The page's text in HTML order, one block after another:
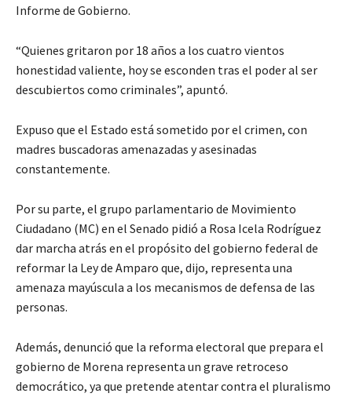
Informe de Gobierno.
“Quienes gritaron por 18 años a los cuatro vientos
honestidad valiente, hoy se esconden tras el poder al ser
descubiertos como criminales”, apuntó.
Expuso que el Estado está sometido por el crimen, con
madres buscadoras amenazadas y asesinadas
constantemente.
Por su parte, el grupo parlamentario de Movimiento
Ciudadano (MC) en el Senado pidió a Rosa Icela Rodríguez
dar marcha atrás en el propósito del gobierno federal de
reformar la Ley de Amparo que, dijo, representa una
amenaza mayúscula a los mecanismos de defensa de las
personas.
Además, denunció que la reforma electoral que prepara el
gobierno de Morena representa un grave retroceso
democrático, ya que pretende atentar contra el pluralismo